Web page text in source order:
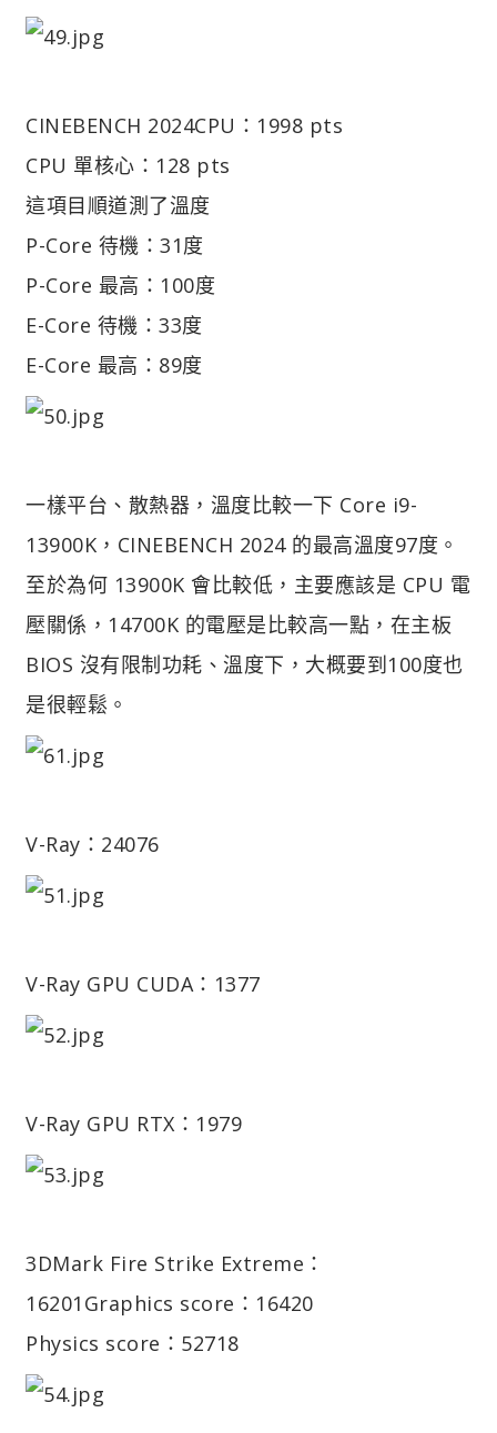
CINEBENCH 2024CPU：1998 pts
CPU 單核心：128 pts
這項目順道測了溫度
P-Core 待機：31度
P-Core 最高：100度
E-Core 待機：33度
E-Core 最高：89度
一樣平台、散熱器，溫度比較一下 Core i9-
13900K，CINEBENCH 2024 的最高溫度97度。
至於為何 13900K 會比較低，主要應該是 CPU 電
壓關係，14700K 的電壓是比較高一點，在主板
BIOS 沒有限制功耗、溫度下，大概要到100度也
是很輕鬆。
V-Ray：24076
V-Ray GPU CUDA：1377
V-Ray GPU RTX：1979
3DMark Fire Strike Extreme：
16201 Graphics score：16420
Physics score：52718